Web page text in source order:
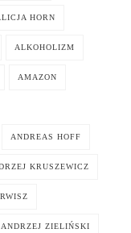
HORN
ALKOHOLIZM
AMAZON
ANDREAS HOFF
KRUSZEWICZ
ANDRZEJ ZIELIŃSKI